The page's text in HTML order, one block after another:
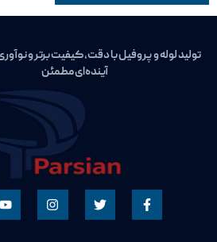
تولید لوله و پروفیل با دقت، کیفیت برتر و
آینده‌ای مطمئن